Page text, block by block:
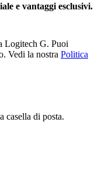
e vantaggi esclusivi.
Logitech G. Puoi
Vedi la nostra Politica
casella di posta.